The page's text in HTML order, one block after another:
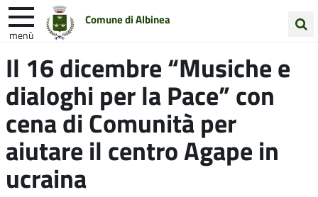
Comune di Albinea
menù
sito
Entra in Comune Vivi Albinea
Unione Colline Matildiche
Il 16 dicembre “Musiche e
dialoghi per la Pace” con
cena di Comunità per
aiutare il centro Agape in
ucraina